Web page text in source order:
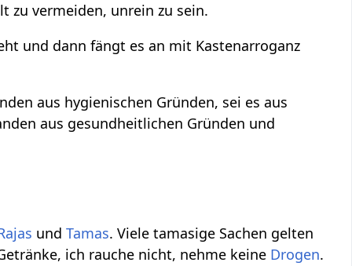
zu vermeiden, unrein zu sein.
und dann fängt es an mit Kastenarroganz
aus hygienischen Gründen, sei es aus
aus gesundheitlichen Gründen und
undTamas. Viele tamasige Sachen gelten
ich rauche nicht, nehme keine Drogen.